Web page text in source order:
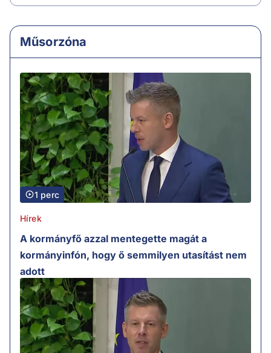
Műsorzóna
1 perc
Hírek
A kormányfő azzal mentegette magát a
kormányinfón, hogy ő semmilyen utasítást nem
adott